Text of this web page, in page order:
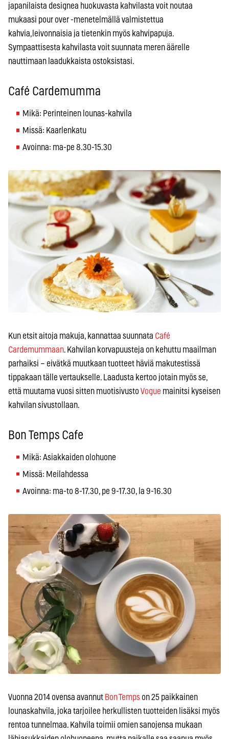
japanilaista designea huokuvasta kahvilasta voit noutaa
mukaasi pour over -menetelmällä valmistettua
kahvia,leivonnaisia ja tietenkin myös kahvipapuja.
Sympaattisesta kahvilasta voit suunnata meren äärelle
nauttimaan laadukkaista ostoksistasi.
Café Cardemumma
Mikä: Perinteinen lounas-kahvila
Missä: Kaarlenkatu
Avoinna: ma-pe 8.30-15.30
Kun etsit aitoja makuja, kannattaa suunnata Café
Cardemummaan. Kahvilan korvapuusteja on kehuttu maailman
parhaiksi – eivätkä muutkaan tuotteet häviä makutestissä
tippakaan tälle vertaukselle. Laadusta kertoo jotain myös se,
että muutama vuosi sitten muotisivusto Vogue mainitsi kyseisen
kahvilan sivustollaan.
Bon Temps Cafe
Mikä: Asiakkaiden olohuone
Missä: Meilahdessa
Avoinna: ma-to 8-17.30, pe 9-17.30, la 9-16.30
Vuonna 2014 ovensa avannut Bon Temps on 25 paikkainen
lounaskahvila, joka tarjoilee herkullisten tuotteiden lisäksi myös
rentoa tunnelmaa. Kahvila toimii omien sanojensa mukaan